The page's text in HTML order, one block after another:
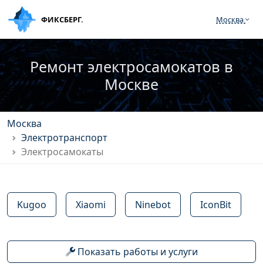
ФИКСБЕРГ. Москва
Ремонт электросамокатов в
Москве
Москва
Электротранспорт
Электросамокаты
Kugoo Xiaomi Ninebot IconBit
Показать работы и услуги